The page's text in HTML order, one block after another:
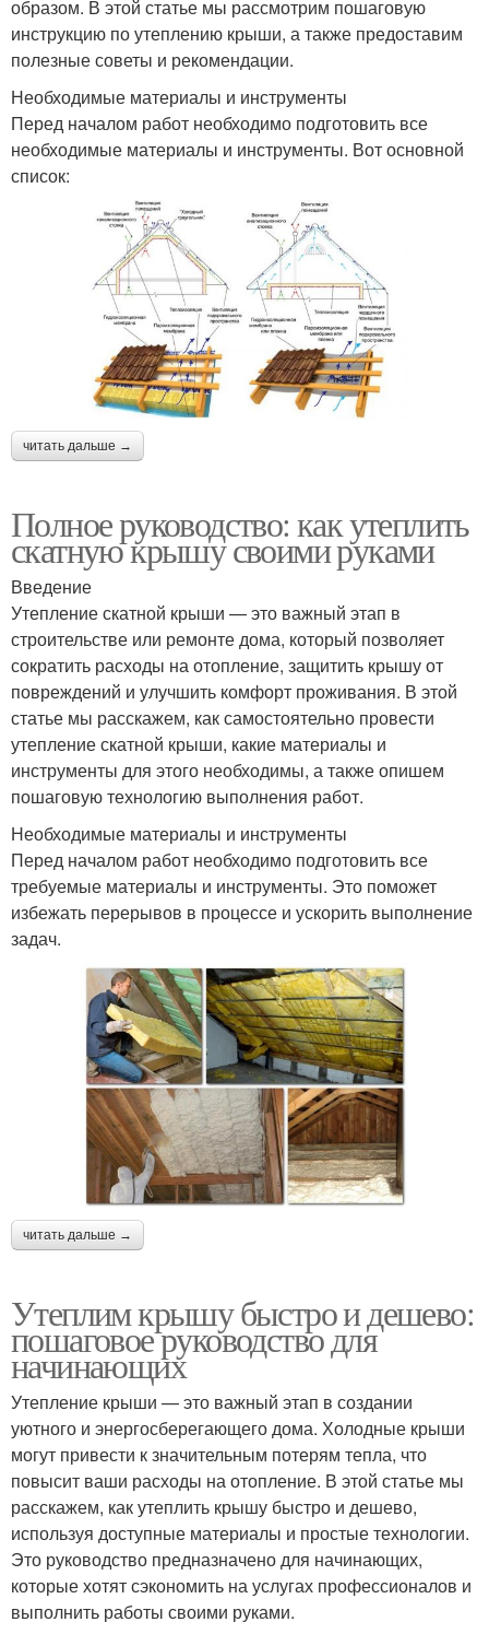
образом. В этой статье мы рассмотрим пошаговую
инструкцию по утеплению крыши, а также предоставим
полезные советы и рекомендации.
Необходимые материалы и инструменты
Перед началом работ необходимо подготовить все
необходимые материалы и инструменты. Вот основной
список:
читать дальше →
Полное руководство: как утеплить
скатную крышу своими руками
Введение
Утепление скатной крыши — это важный этап в
строительстве или ремонте дома, который позволяет
сократить расходы на отопление, защитить крышу от
повреждений и улучшить комфорт проживания. В этой
статье мы расскажем, как самостоятельно провести
утепление скатной крыши, какие материалы и
инструменты для этого необходимы, а также опишем
пошаговую технологию выполнения работ.
Необходимые материалы и инструменты
Перед началом работ необходимо подготовить все
требуемые материалы и инструменты. Это поможет
избежать перерывов в процессе и ускорить выполнение
задач.
читать дальше →
Утеплим крышу быстро и дешево:
пошаговое руководство для
начинающих
Утепление крыши — это важный этап в создании
уютного и энергосберегающего дома. Холодные крыши
могут привести к значительным потерям тепла, что
повысит ваши расходы на отопление. В этой статье мы
расскажем, как утеплить крышу быстро и дешево,
используя доступные материалы и простые технологии.
Это руководство предназначено для начинающих,
которые хотят сэкономить на услугах профессионалов и
выполнить работы своими руками.